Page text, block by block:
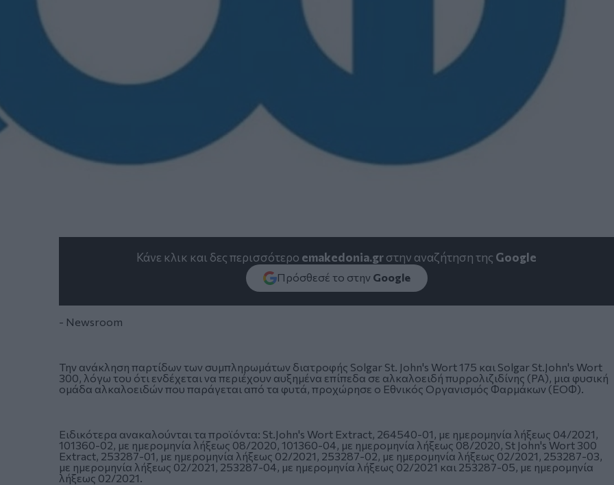
Κάνε κλικ και δες περισσότερο emakedonia.grστην αναζήτηση της Google
Πρόσθεσέ το στην Google
- Newsroom
Την ανάκληση παρτίδων των συμπληρωμάτων διατροφής Solgar St. John's Wort 175 και Solgar St.John's Wort
300, λόγω του ότι ενδέχεται να περιέχουν αυξημένα επίπεδα σε αλκαλοειδή πυρρολιζιδίνης (ΡΑ), μια φυσική
ομάδα αλκαλοειδών που παράγεται από τα φυτά, προχώρησε ο Εθνικός Οργανισμός Φαρμάκων (ΕΟΦ).
Ειδικότερα ανακαλούνται τα προϊόντα: St.John's Wort Extract, 264540-01, με ημερομηνία λήξεως 04/2021,
101360-02, με ημερομηνία λήξεως 08/2020, 101360-04, με ημερομηνία λήξεως 08/2020, St John's Wort 300
Extract, 253287-01, με ημερομηνία λήξεως 02/2021, 253287-02, με ημερομηνία λήξεως 02/2021, 253287-03,
με ημερομηνία λήξεως 02/2021, 253287-04, με ημερομηνία λήξεως 02/2021 και 253287-05, με ημερομηνία
λήξεως 02/2021.